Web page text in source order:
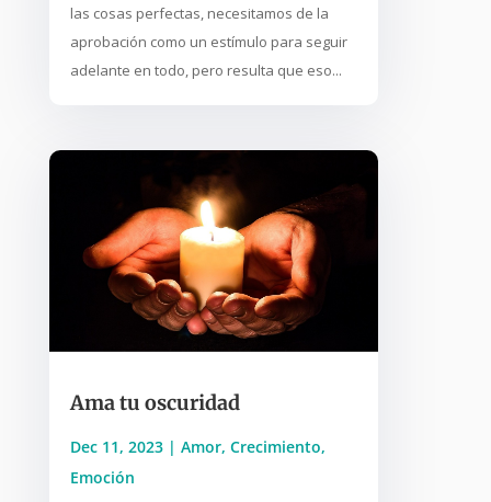
las cosas perfectas, necesitamos de la
aprobación como un estímulo para seguir
adelante en todo, pero resulta que eso...
Ama tu oscuridad
Dec 11, 2023| Amor, Crecimiento,
Emoción